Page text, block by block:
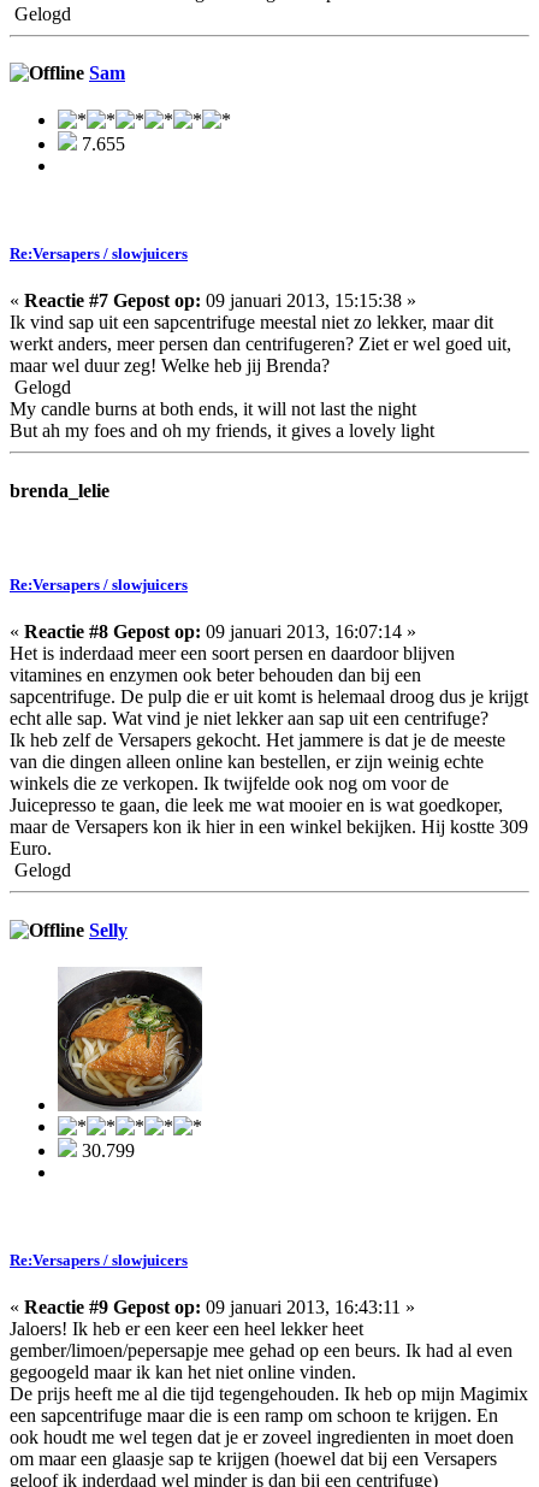
Gelogd
Sam
7.655
Re:Versapers / slowjuicers
« Reactie #7 Gepost op: 09 januari 2013, 15:15:38 »
Ik vind sap uit een sapcentrifuge meestal niet zo lekker, maar dit
werkt anders, meer persen dan centrifugeren? Ziet er wel goed uit,
maar wel duur zeg! Welke heb jij Brenda?
Gelogd
My candle burns at both ends, it will not last the night
But ah my foes and oh my friends, it gives a lovely light
brenda_lelie
Re:Versapers / slowjuicers
« Reactie #8 Gepost op: 09 januari 2013, 16:07:14 »
Het is inderdaad meer een soort persen en daardoor blijven
vitamines en enzymen ook beter behouden dan bij een
sapcentrifuge. De pulp die er uit komt is helemaal droog dus je krijgt
echt alle sap. Wat vind je niet lekker aan sap uit een centrifuge?
Ik heb zelf de Versapers gekocht. Het jammere is dat je de meeste
van die dingen alleen online kan bestellen, er zijn weinig echte
winkels die ze verkopen. Ik twijfelde ook nog om voor de
Juicepresso te gaan, die leek me wat mooier en is wat goedkoper,
maar de Versapers kon ik hier in een winkel bekijken. Hij kostte 309
Euro.
Gelogd
Selly
30.799
Re:Versapers / slowjuicers
« Reactie #9 Gepost op: 09 januari 2013, 16:43:11 »
Jaloers! Ik heb er een keer een heel lekker heet
gember/limoen/pepersapje mee gehad op een beurs. Ik had al even
gegoogeld maar ik kan het niet online vinden.
De prijs heeft me al die tijd tegengehouden. Ik heb op mijn Magimix
een sapcentrifuge maar die is een ramp om schoon te krijgen. En
ook houdt me wel tegen dat je er zoveel ingredienten in moet doen
om maar een glaasje sap te krijgen (hoewel dat bij een Versapers
geloof ik inderdaad wel minder is dan bij een centrifuge)